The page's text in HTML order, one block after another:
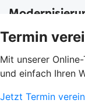
Termin
Mit unserer
und einfach Ihren
Jetzt Termin